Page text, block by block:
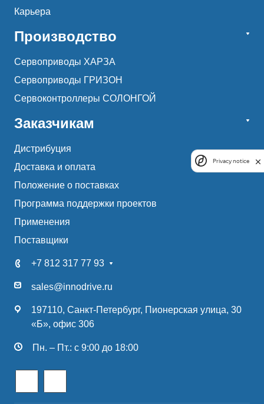
Карьера
Производство
Сервоприводы ХАРЗА
Сервоприводы ГРИЗОН
Сервоконтроллеры СОЛОНГОЙ
Заказчикам
Дистрибуция
Доставка и оплата
Положение о поставках
Программа поддержки проектов
Применения
Поставщики
+7 812 317 77 93
sales@innodrive.ru
197110, Санкт-Петербург, Пионерская улица, 30
«Б», офис 306
Пн. – Пт.: с 9:00 до 18:00
Privacy notice